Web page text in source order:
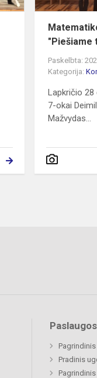
"Piešiame
Paskelbta:
Kategorija:
Lapkričio
7-okai
Mažvydas...
Paslaugos
Pradinis